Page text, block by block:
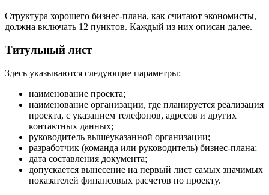
Структура хорошего бизнес-плана, как считают экономисты,
должна включать 12 пунктов. Каждый из них описан далее.
Титульный лист
Здесь указываются следующие параметры:
наименование проекта;
наименование организации, где планируется реализация
проекта, с указанием телефонов, адресов и других
контактных данных;
руководитель вышеуказанной организации;
разработчик (команда или руководитель) бизнес-плана;
дата составления документа;
допускается вынесение на первый лист самых значимых
показателей финансовых расчетов по проекту.